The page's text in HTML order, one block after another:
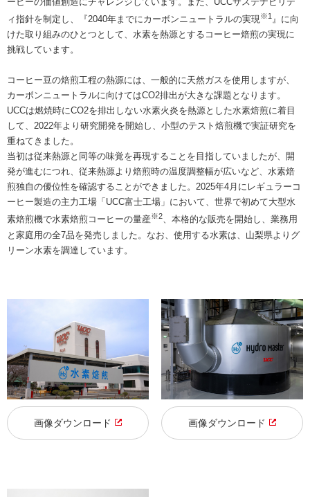
ィ指針を制定し、『2040年までにカーボンニュートラルの実現※1 』に向
けた取り組みのひとつとして、水素を熱源とするコーヒー焙煎の実現に
挑戦しています。
コーヒー豆の焙煎工程の熱源には、一般的に天然ガスを使用しますが、
カーボンニュートラルに向けてはCO2排出が大きな課題となります。
UCCは燃焼時にCO2を排出しない水素火炎を熱源とした水素焙煎に着目
して、2022年より研究開発を開始し、小型のテスト焙煎機で実証研究を
重ねてきました。
当初は従来熱源と同等の味覚を再現することを目指していましたが、開
発が進むにつれ、従来熱源より焙煎時の温度調整幅が広いなど、水素焙
煎独自の優位性を確認することができました。2025年4月にレギュラーコ
ーヒー製造の主力工場「UCC富士工場」において、世界で初めて大型水
素焙煎機で水素焙煎コーヒーの量産※2、本格的な販売を開始し、業務用
と家庭用の全7品を発売しました。なお、使用する水素は、山梨県よりグ
リーン水素を調達しています。
画像ダウンロード 画像ダウンロード